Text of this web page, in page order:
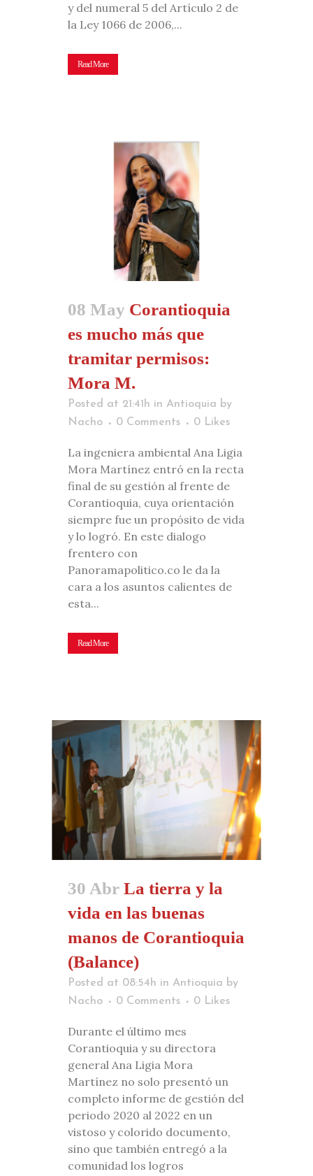
y del numeral 5 del Artículo 2 de
la Ley 1066 de 2006,...
Read More
08 May Corantioquia
es mucho más que
tramitar permisos:
Mora M.
Posted at 21:41h in Antioquia by
Nacho
0 Comments 0 Likes
La ingeniera ambiental Ana Ligia
Mora Martínez entró en la recta
final de su gestión al frente de
Corantioquia, cuya orientación
siempre fue un propósito de vida
y lo logró. En este dialogo
frentero con
Panoramapolitico.co le da la
cara a los asuntos calientes de
esta...
Read More
30 Abr La tierra y la
vida en las buenas
manos de Corantioquia
(Balance)
Posted at 08:54h in Antioquia by
Nacho
0 Comments 0 Likes
Durante el último mes
Corantioquia y su directora
general Ana Ligia Mora
Martínez no solo presentó un
completo informe de gestión del
periodo 2020 al 2022 en un
vistoso y colorido documento,
sino que también entregó a la
comunidad los logros